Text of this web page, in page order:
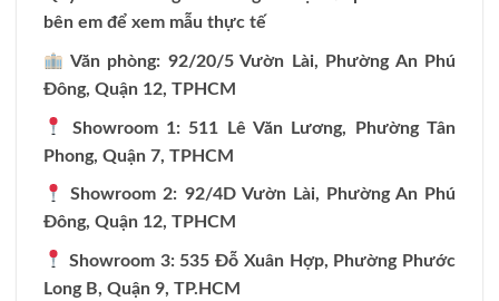
bên em để xem mẫu thực tế
Văn phòng: 92/20/5 Vườn Lài, Phường An Phú
Đông, Quận 12, TPHCM
Showroom 1: 511 Lê Văn Lương, Phường Tân
Phong, Quận 7, TPHCM
Showroom 2: 92/4D Vườn Lài, Phường An Phú
Đông, Quận 12, TPHCM
Showroom 3: 535 Đỗ Xuân Hợp, Phường Phước
Long B, Quận 9, TP.HCM